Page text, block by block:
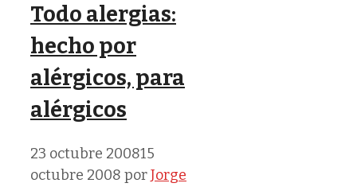
Todo alergias:
hecho por
alérgicos, para
alérgicos
23 octubre 200815
octubre 2008 porJorge